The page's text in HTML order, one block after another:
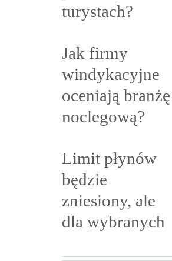
turystach?
Jak firmy
windykacyjne
oceniają branżę
noclegową?
Limit płynów
będzie
zniesiony, ale
dla wybranych